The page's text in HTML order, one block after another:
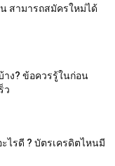
สามารถสมัครใหม่ได้
าง? ข้อควรรู้ในก่อน
ว
ไรดี ? บัตรเครดิตไหนมี